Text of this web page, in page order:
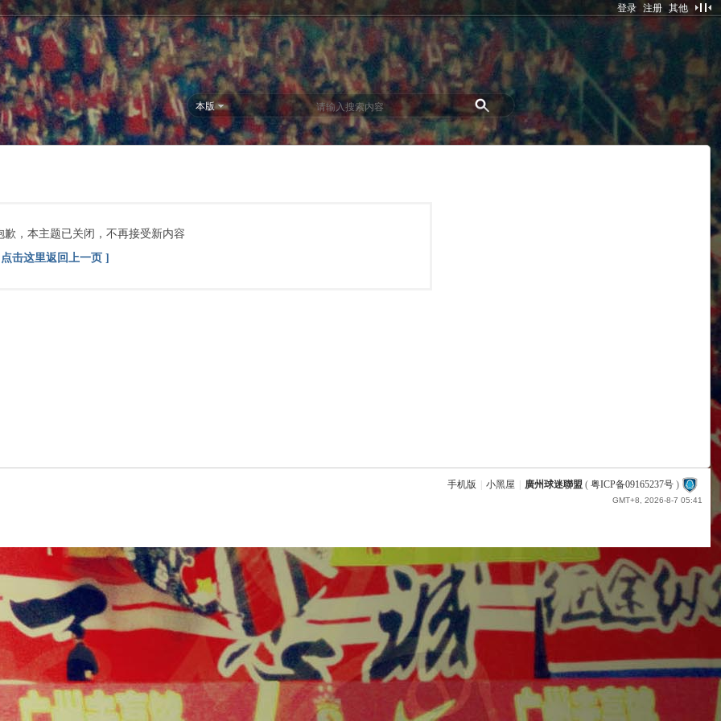
登录 注册 其他
本版
歉，本主题已关闭，不再接受新内容
击这里返回上一页 ]
手机版 小黑屋 廣州球迷聯盟 ( 粤ICP备09165237号)
GMT+8, 2026-8-7 05:41